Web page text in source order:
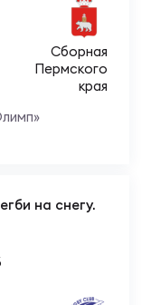
Сборная
Пермского
края
на снегу.